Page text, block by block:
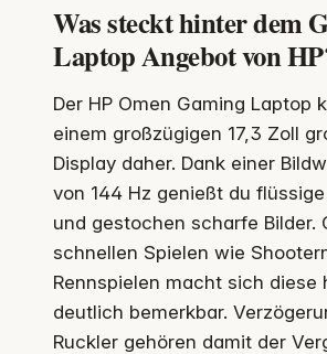
Was steckt hinter dem
Laptop Angebot von
Der HP Omen Gaming Laptop
einem großzügigen 17,3 Zoll
Display daher. Dank einer
von 144 Hz genießt du
und gestochen scharfe Bilder.
schnellen Spielen wie
Rennspielen macht sich diese
deutlich bemerkbar.
Ruckler gehören damit der